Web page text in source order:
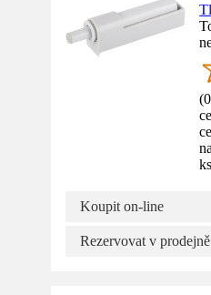
(0
ks
Koupit on-line
Rezervovat v prodejně